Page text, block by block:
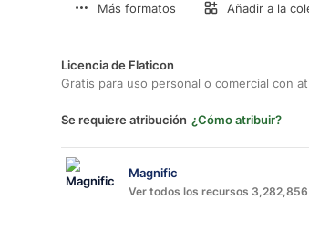
Más formatos Añadir a la
Licencia de Flaticon
Gratis para uso personal o comercial con
Se requiere atribución ¿Cómo atribuir?
Magnific
Ver todos los recursos 3,282,856